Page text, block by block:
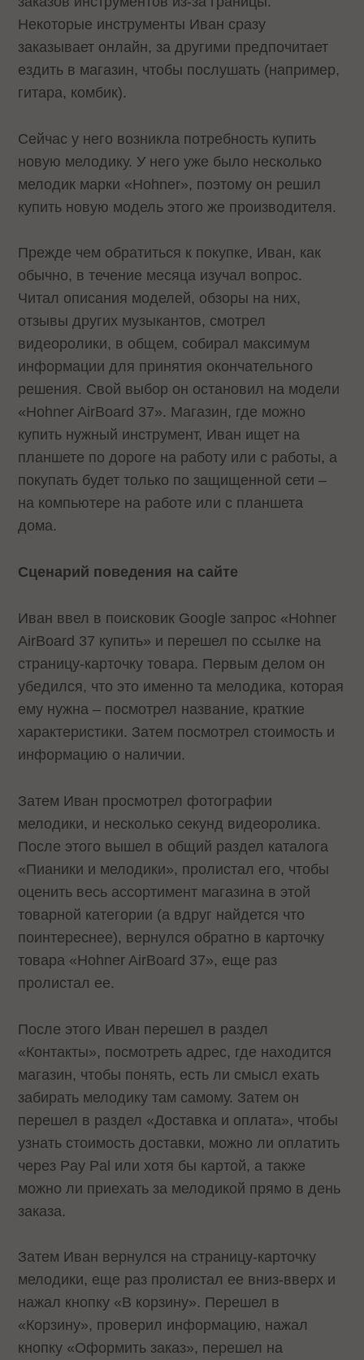
Некоторые инструменты Иван сразу
заказывает онлайн, за другими предпочитает
ездить в магазин, чтобы послушать (например,
гитара, комбик).
Сейчас у него возникла потребность купить
новую мелодику. У него уже было несколько
мелодик марки «Hohner», поэтому он решил
купить новую модель этого же производителя.
Прежде чем обратиться к покупке, Иван, как
обычно, в течение месяца изучал вопрос.
Читал описания моделей, обзоры на них,
отзывы других музыкантов, смотрел
видеоролики, в общем, собирал максимум
информации для принятия окончательного
решения. Свой выбор он остановил на модели
«Hohner AirBoard 37». Магазин, где можно
купить нужный инструмент, Иван ищет на
планшете по дороге на работу или с работы, а
покупать будет только по защищенной сети –
на компьютере на работе или с планшета
дома.
Сценарий поведения на сайте
Иван ввел в поисковик Google запрос «Hohner
AirBoard 37 купить» и перешел по ссылке на
страницу-карточку товара. Первым делом он
убедился, что это именно та мелодика, которая
ему нужна – посмотрел название, краткие
характеристики. Затем посмотрел стоимость и
информацию о наличии.
Затем Иван просмотрел фотографии
мелодики, и несколько секунд видеоролика.
После этого вышел в общий раздел каталога
«Пианики и мелодики», пролистал его, чтобы
оценить весь ассортимент магазина в этой
товарной категории (а вдруг найдется что
поинтереснее), вернулся обратно в карточку
товара «Hohner AirBoard 37», еще раз
пролистал ее.
После этого Иван перешел в раздел
«Контакты», посмотреть адрес, где находится
магазин, чтобы понять, есть ли смысл ехать
забирать мелодику там самому. Затем он
перешел в раздел «Доставка и оплата», чтобы
узнать стоимость доставки, можно ли оплатить
через Pay Pal или хотя бы картой, а также
можно ли приехать за мелодикой прямо в день
заказа.
Затем Иван вернулся на страницу-карточку
мелодики, еще раз пролистал ее вниз-вверх и
нажал кнопку «В корзину». Перешел в
«Корзину», проверил информацию, нажал
кнопку «Оформить заказ», перешел на